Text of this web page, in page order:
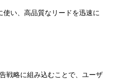
い、高品質なリードを迅速に
戦略に組み込むことで、ユーザ